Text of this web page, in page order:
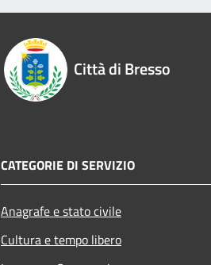
Città di Bresso
CATEGORIE DI SERVIZIO
Anagrafe e stato civile
Cultura e tempo libero